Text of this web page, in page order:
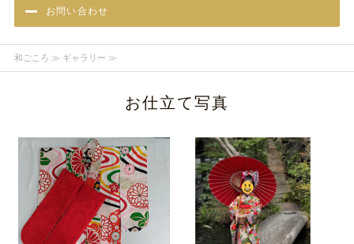
お問い合わせ
和ごころ ≫ ギャラリー ≫
お仕立て写真